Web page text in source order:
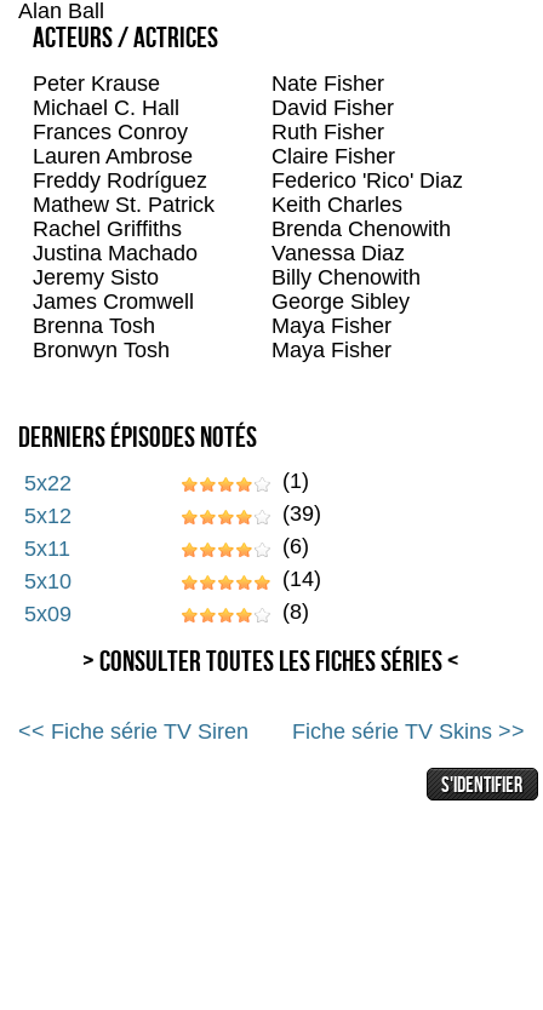
Gioac
Liamv
Neimad2
100
Along
100
Enosfp0
100
Blor
100
Ikkimisaki
80
Sulina
95
95
Sososeries
99
Alan Ball
Acteurs / Actrices
Peter Krause
Nate Fisher
Michael C. Hall
David Fisher
Frances Conroy
Ruth Fisher
Lauren Ambrose
Claire Fisher
Freddy Rodríguez
Federico 'Rico' Diaz
Mathew St. Patrick
Keith Charles
Rachel Griffiths
Brenda Chenowith
Justina Machado
Vanessa Diaz
Jeremy Sisto
Billy Chenowith
James Cromwell
George Sibley
Brenna Tosh
Maya Fisher
Bronwyn Tosh
Maya Fisher
Derniers épisodes notés
5x22
(1)
5x12
(39)
5x11
(6)
5x10
(14)
5x09
(8)
> Consulter toutes les fiches séries <
<< Fiche série TV Siren Fiche série TV Skins >>